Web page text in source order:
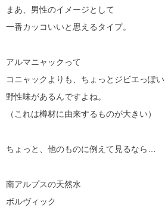
まあ、男性のイメージとして
一番カッコいいと思えるタイプ。
アルマニャックって
コニャックよりも、ちょっとジビエっぽい
野性味があるんですよね。
（これは樽材に由来するものが大きい）
ちょっと、他のものに例えて見るなら…
南アルプスの天然水
ボルヴィック